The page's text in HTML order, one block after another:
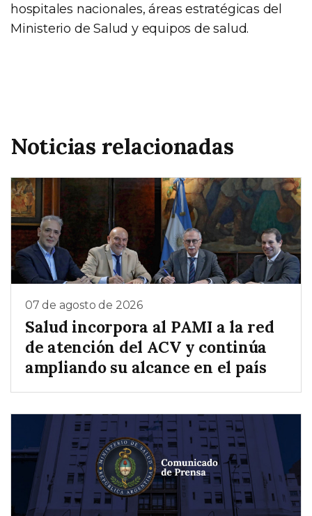
hospitales nacionales, áreas estratégicas del
Ministerio de Salud y equipos de salud.
Noticias relacionadas
07 de agosto de 2026
Salud incorpora al PAMI a la red
de atención del ACV y continúa
ampliando su alcance en el país